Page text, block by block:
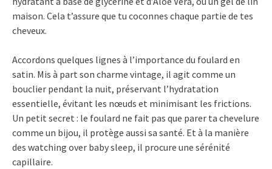
maison. Cela t’assure que tu coconnes chaque partie de tes
cheveux.
Accordons quelques lignes à l’importance du foulard en
satin. Mis à part son charme vintage, il agit comme un
bouclier pendant la nuit, préservant l’hydratation
essentielle, évitant les nœuds et minimisant les frictions.
Un petit secret : le foulard ne fait pas que parer ta chevelure
comme un bijou, il protège aussi sa santé. Et à la manière
des watching over baby sleep, il procure une sérénité
capillaire.